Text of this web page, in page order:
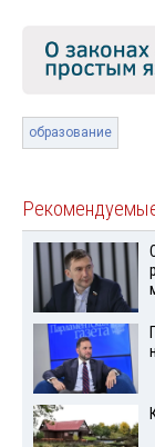
образование